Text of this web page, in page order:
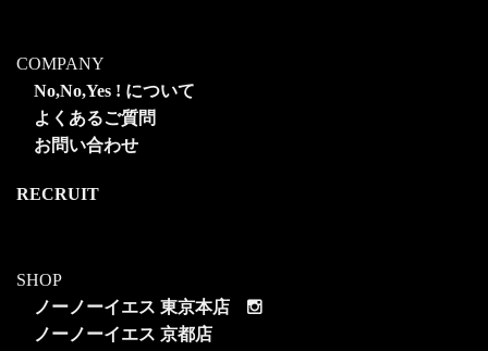
COMPANY
No,No,Yes ! について
よくあるご質問
お問い合わせ
RECRUIT
SHOP
ノーノーイエス 東京本店
ノーノーイエス 京都店